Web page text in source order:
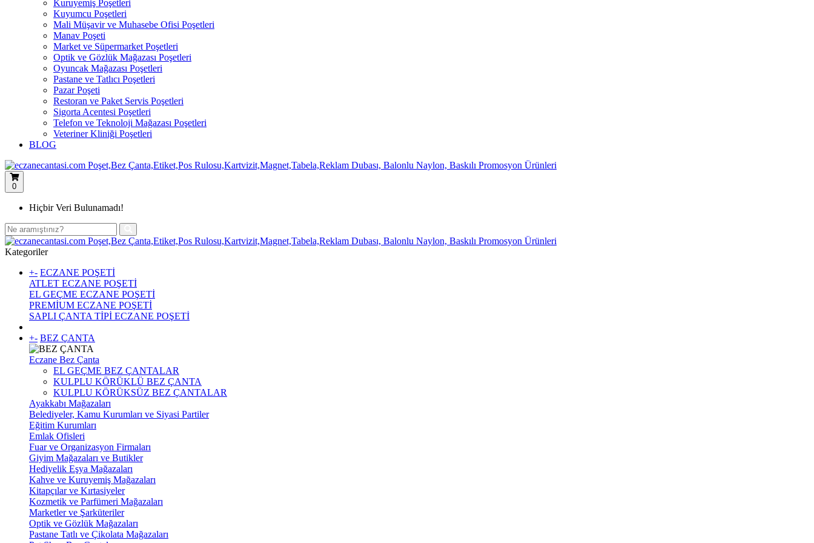
Kuruyemiş Poşetleri
Kuyumcu Poşetleri
Mali Müşavir ve Muhasebe Ofisi Poşetleri
Manav Poşeti
Market ve Süpermarket Poşetleri
Optik ve Gözlük Mağazası Poşetleri
Oyuncak Mağazası Poşetleri
Pastane ve Tatlıcı Poşetleri
Pazar Poşeti
Restoran ve Paket Servis Poşetleri
Sigorta Acentesi Poşetleri
Telefon ve Teknoloji Mağazası Poşetleri
Veteriner Kliniği Poşetleri
BLOG
0
Hiçbir Veri Bulunamadı!
Kategoriler
+- ECZANE POŞETİ
ATLET ECZANE POŞETİ
EL GEÇME ECZANE POŞETİ
PREMİUM ECZANE POŞETİ
SAPLI ÇANTA TİPİ ECZANE POŞETİ
+- BEZ ÇANTA
Eczane Bez Çanta
EL GEÇME BEZ ÇANTALAR
KULPLU KÖRÜKLÜ BEZ ÇANTA
KULPLU KÖRÜKSÜZ BEZ ÇANTALAR
Ayakkabı Mağazaları
Belediyeler, Kamu Kurumları ve Siyasi Partiler
Eğitim Kurumları
Emlak Ofisleri
Fuar ve Organizasyon Firmaları
Giyim Mağazaları ve Butikler
Hediyelik Eşya Mağazaları
Kahve ve Kuruyemiş Mağazaları
Kitapçılar ve Kırtasiyeler
Kozmetik ve Parfümeri Mağazaları
Marketler ve Şarküteriler
Optik ve Gözlük Mağazaları
Pastane Tatlı ve Çikolata Mağazaları